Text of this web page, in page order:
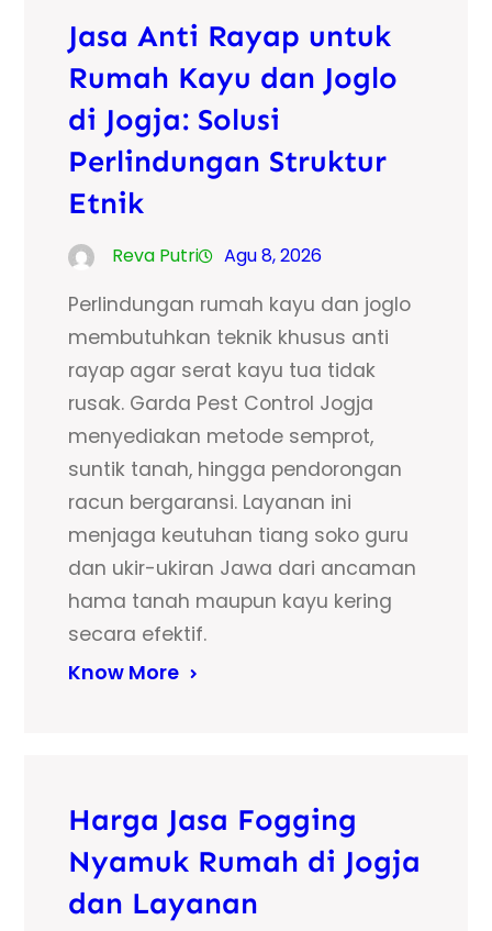
Jasa Anti Rayap untuk
Rumah Kayu dan Joglo
di Jogja: Solusi
Perlindungan Struktur
Etnik
Reva Putri Agu 8, 2026
Perlindungan rumah kayu dan joglo
membutuhkan teknik khusus anti
rayap agar serat kayu tua tidak
rusak. Garda Pest Control Jogja
menyediakan metode semprot,
suntik tanah, hingga pendorongan
racun bergaransi. Layanan ini
menjaga keutuhan tiang soko guru
dan ukir-ukiran Jawa dari ancaman
hama tanah maupun kayu kering
secara efektif.
Know More
Harga Jasa Fogging
Nyamuk Rumah di Jogja
dan Layanan